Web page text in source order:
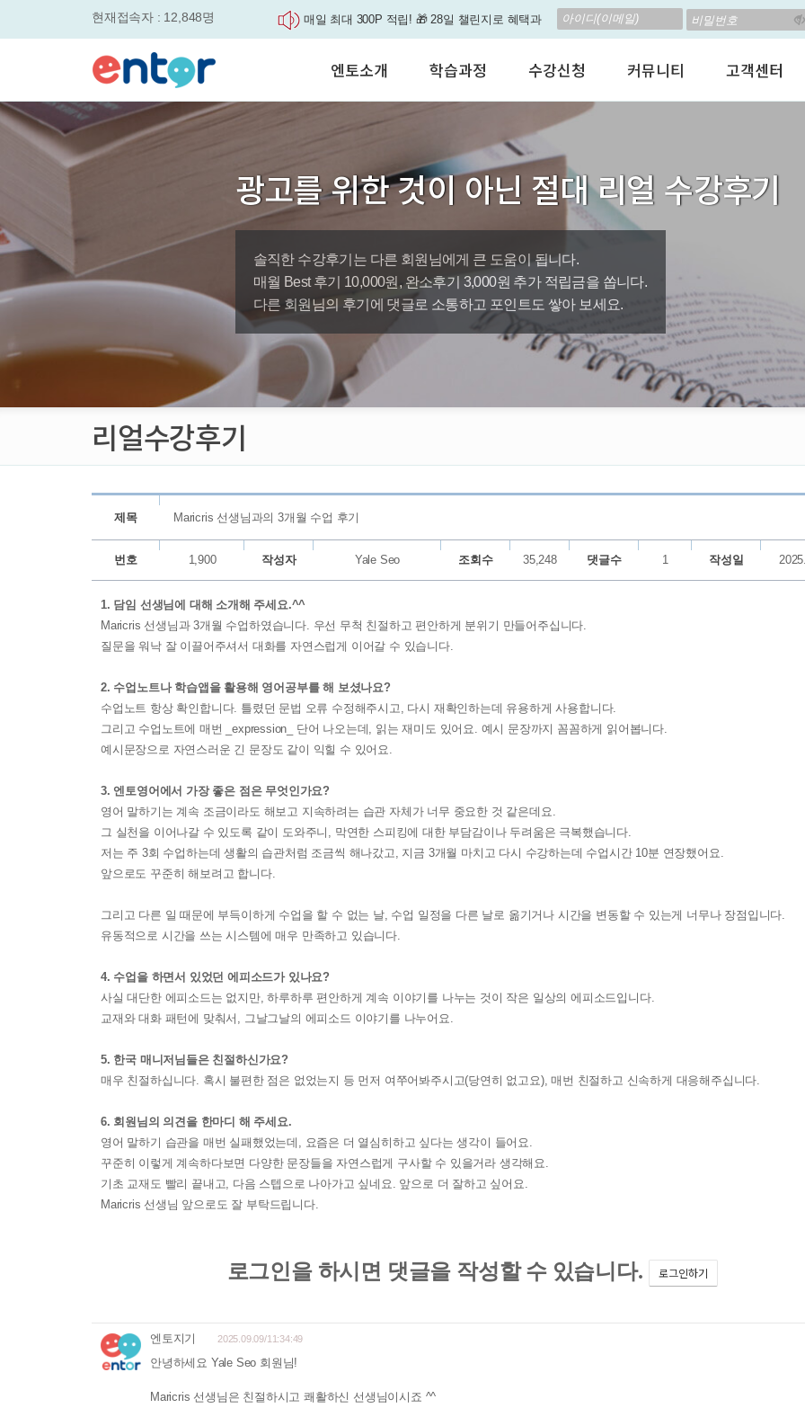
현재접속자 : 12,848명
매일 최대 300P 적립! 🎁 28일 챌린지로 혜택과
실력을 동시에 잡으세요
영자신문이 개인 맞춤형 뉴스로 놀랍게 개편 되
엔토영어 학습앱 '지원이'가 회원님의 개인비서
로 다시 태어났습니다.
🎉 세상에 단 하나뿐인 나의 첫 영문 저서 무료,
'Story Me' 오픈이벤트
학습도우미 G1
서비스안내
회사소개
성인영어회화
비즈니스영어
인터뷰영어
수업교재안내
수강료안내
자율수강신청
AI 수강신청
그룹수업신청
AI뉴스룸
멤버쉽 안내
엔토소개 학습과정 수강신청 커뮤니티 고객센터
광고를 위한 것이 아닌 절대 리얼 수강후기
솔직한 수강후기는 다른 회원님에게 큰 도움이 됩니다.
매월 Best 후기 10,000원, 완소후기 3,000원 추가 적립금을 쏩니다.
다른 회원님의 후기에 댓글로 소통하고 포인트도 쌓아 보세요.
리얼수강후기
제목 Maricris 선생님과의 3개월 수업 후기
번호 1,900 작성자 Yale Seo 조회수 35,248 댓글수 1 작성일
1. 담임 선생님에 대해 소개해 주세요.^^
Maricris 선생님과 3개월 수업하였습니다. 우선 무척 친절하고 편안하게 분위기 만들어주십니다.
질문을 워낙 잘 이끌어주셔서 대화를 자연스럽게 이어갈 수 있습니다.
2. 수업노트나 학습앱을 활용해 영어공부를 해 보셨나요?
수업노트 항상 확인합니다. 틀렸던 문법 오류 수정해주시고, 다시 재확인하는데 유용하게 사용합니다.
그리고 수업노트에 매번 _expression_ 단어 나오는데, 읽는 재미도 있어요. 예시 문장까지 꼼꼼하게 읽어봅니다.
예시문장으로 자연스러운 긴 문장도 같이 익힐 수 있어요.
3. 엔토영어에서 가장 좋은 점은 무엇인가요?
영어 말하기는 계속 조금이라도 해보고 지속하려는 습관 자체가 너무 중요한 것 같은데요.
그 실천을 이어나갈 수 있도록 같이 도와주니, 막연한 스피킹에 대한 부담감이나 두려움은 극복했습니다.
저는 주 3회 수업하는데 생활의 습관처럼 조금씩 해나갔고, 지금 3개월 마치고 다시 수강하는데 수업시간 10분 연장했어요.
앞으로도 꾸준히 해보려고 합니다.
그리고 다른 일 때문에 부득이하게 수업을 할 수 없는 날, 수업 일정을 다른 날로 옮기거나 시간을 변동할 수 있는게 너무나 장점입니다.
유동적으로 시간을 쓰는 시스템에 매우 만족하고 있습니다.
4. 수업을 하면서 있었던 에피소드가 있나요?
사실 대단한 에피소드는 없지만, 하루하루 편안하게 계속 이야기를 나누는 것이 작은 일상의 에피소드입니다.
교재와 대화 패턴에 맞춰서, 그날그날의 에피소드 이야기를 나누어요.
5. 한국 매니저님들은 친절하신가요?
매우 친절하십니다. 혹시 불편한 점은 없었는지 등 먼저 여쭈어봐주시고(당연히 없고요), 매번 친절하고 신속하게 대응해주십니다.
6. 회원님의 의견을 한마디 해 주세요.
영어 말하기 습관을 매번 실패했었는데, 요즘은 더 열심히하고 싶다는 생각이 들어요.
꾸준히 이렇게 계속하다보면 다양한 문장들을 자연스럽게 구사할 수 있을거라 생각해요.
기초 교재도 빨리 끝내고, 다음 스텝으로 나아가고 싶네요. 앞으로 더 잘하고 싶어요.
Maricris 선생님 앞으로도 잘 부탁드립니다.